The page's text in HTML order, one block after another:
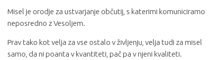
Misel je orodje za ustvarjanje občutij, s katerimi komuniciramo
neposredno z Vesoljem.
Prav tako kot velja za vse ostalo v življenju, velja tudi za misel
samo, da ni poanta v kvantiteti, pač pa v njeni kvaliteti.